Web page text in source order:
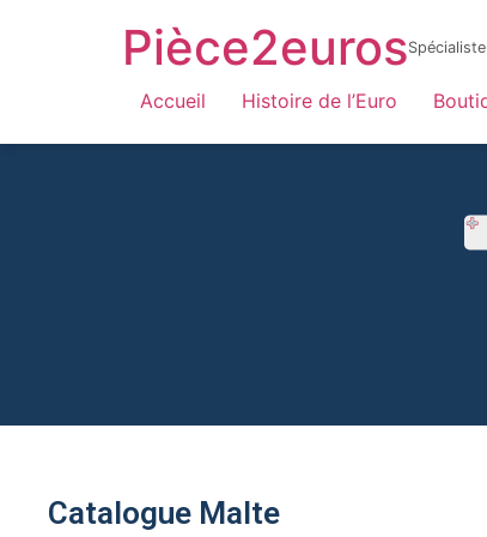
LnyacO_HdHZmhxKtnaFXQuhcbF-jYnbRWJOFBf_6sYY
Pièce2euros
Accueil Histoire de l’Euro
Catalogue Malte